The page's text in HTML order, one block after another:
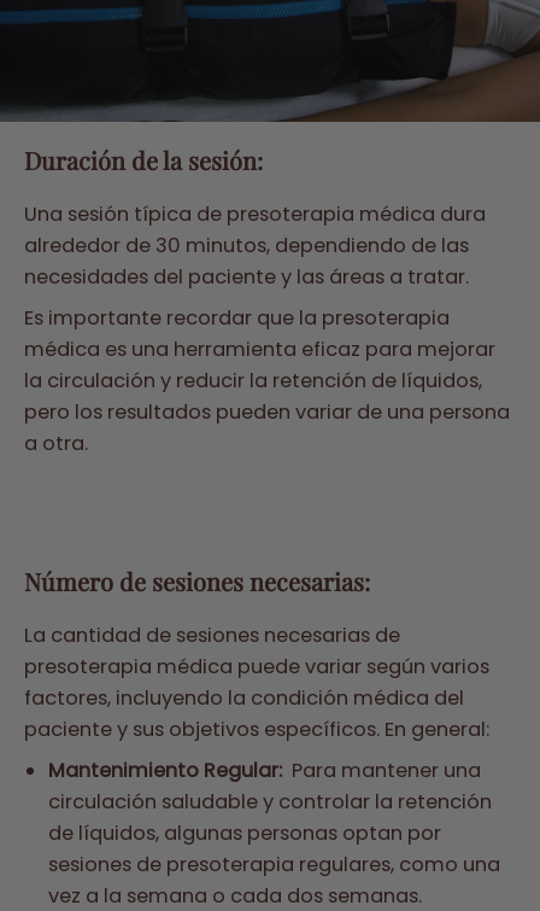
Duración de la sesión:
Una sesión típica de presoterapia médica dura
alrededor de 30 minutos, dependiendo de las
necesidades del paciente y las áreas a tratar.
Es importante recordar que la presoterapia
médica es una herramienta eficaz para mejorar
la circulación y reducir la retención de líquidos,
pero los resultados pueden variar de una persona
a otra.
Número de sesiones necesarias:
La cantidad de sesiones necesarias de
presoterapia médica puede variar según varios
factores, incluyendo la condición médica del
paciente y sus objetivos específicos. En general:
Mantenimiento Regular: Para mantener una
circulación saludable y controlar la retención
de líquidos, algunas personas optan por
sesiones de presoterapia regulares, como una
vez a la semana o cada dos semanas.